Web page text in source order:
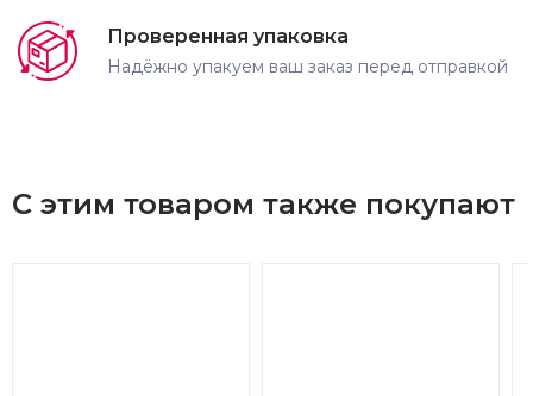
Проверенная упаковка
Надёжно упакуем ваш заказ перед отправкой
С этим товаром также покупают